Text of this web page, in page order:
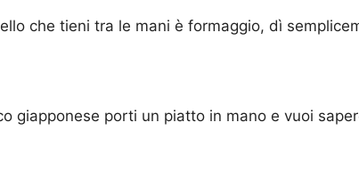
che tieni tra le mani è formaggio, dì
giapponese porti un piatto in mano e vuoi